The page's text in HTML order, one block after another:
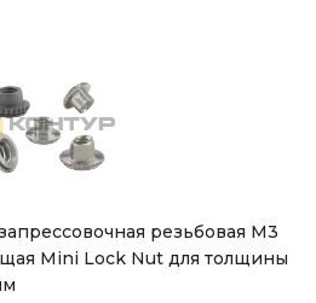
резьбовая М3
Mini Lock Nut для толщины